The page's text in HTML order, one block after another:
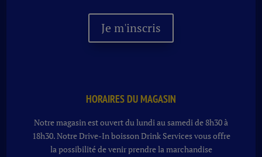
Je m'inscris
HORAIRES DU MAGASIN
Notre magasin est ouvert du lundi au samedi de 8h30 à
18h30. NotreDrive-In boissonDrink Services vous offre
la possibilité de venir prendre la marchandise